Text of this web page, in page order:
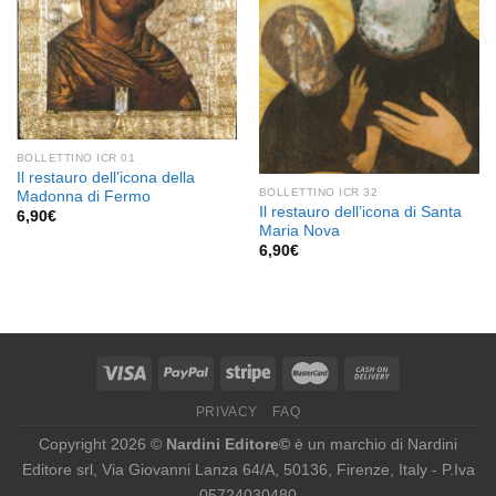
BOLLETTINO ICR 01
Il restauro dell’icona della
Madonna di Fermo
6,90€
BOLLETTINO ICR 32
Il restauro dell’icona di Santa
Maria Nova
6,90€
PRIVACY FAQ
Copyright 2026 © Nardini Editore© è un marchio di Nardini
Editore srl, Via Giovanni Lanza 64/A, 50136, Firenze, Italy - P.Iva